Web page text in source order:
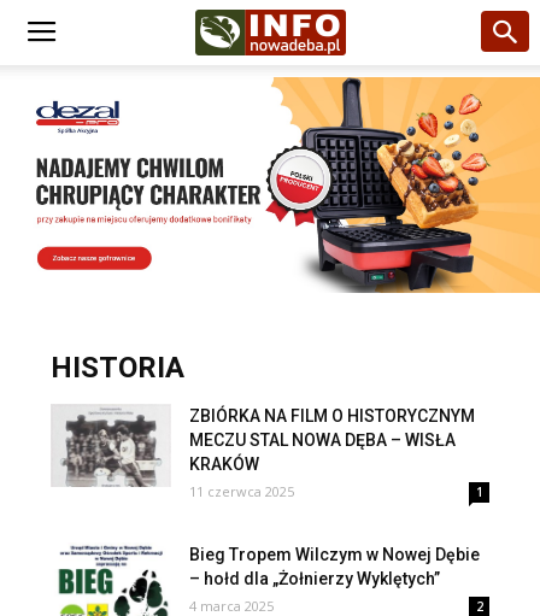
HISTORIA
ZBIÓRKA NA FILM O HISTORYCZNYM
MECZU STAL NOWA DĘBA – WISŁA
KRAKÓW
11 czerwca 2025 1
Bieg Tropem Wilczym w Nowej Dębie
– hołd dla „Żołnierzy Wyklętych”
4 marca 2025 2